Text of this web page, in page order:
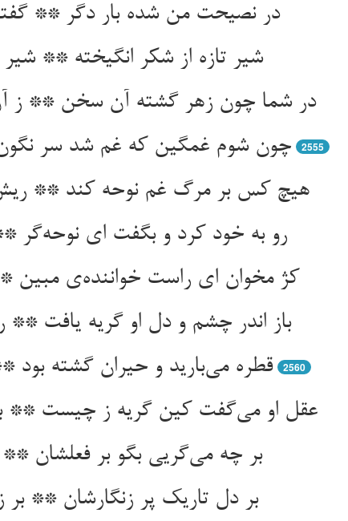
در نصیحت من شده بار دگر **
2555
هیچ کس بر مرگ غم نوحه کند **
رو به خود کرد و بگفت ای نوحه‌‌گر
قطره می‌‌بارید و حیران گشته
2560
بر چه می‌‌گریی بگو بر فعلشان ** بر سپاه کینه توز بدنشان‌‌